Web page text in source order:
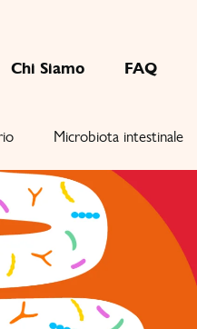
Chi Siamo FAQ
Microbiota intestinale